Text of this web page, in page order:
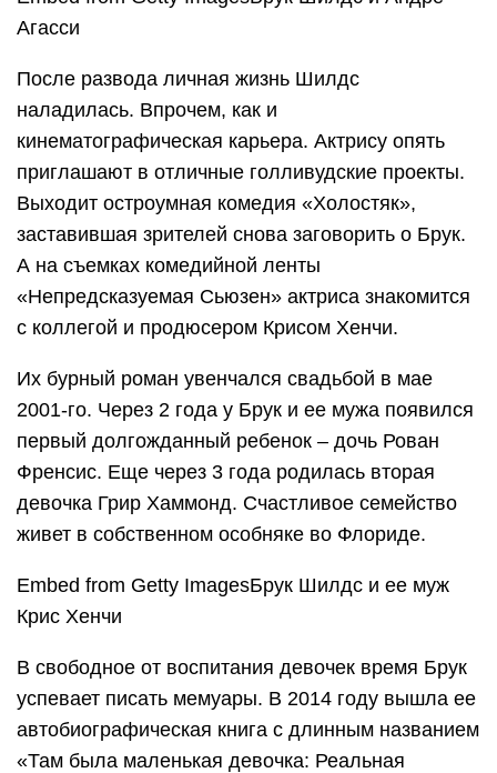
Агасси
После развода личная жизнь Шилдс
наладилась. Впрочем, как и
кинематографическая карьера. Актрису опять
приглашают в отличные голливудские проекты.
Выходит остроумная комедия «Холостяк»,
заставившая зрителей снова заговорить о Брук.
А на съемках комедийной ленты
«Непредсказуемая Сьюзен» актриса знакомится
с коллегой и продюсером Крисом Хенчи.
Их бурный роман увенчался свадьбой в мае
2001-го. Через 2 года у Брук и ее мужа появился
первый долгожданный ребенок – дочь Рован
Френсис. Еще через 3 года родилась вторая
девочка Грир Хаммонд. Счастливое семейство
живет в собственном особняке во Флориде.
Embed from Getty ImagesБрук Шилдс и ее муж
Крис Хенчи
В свободное от воспитания девочек время Брук
успевает писать мемуары. В 2014 году вышла ее
автобиографическая книга с длинным названием
«Там была маленькая девочка: Реальная